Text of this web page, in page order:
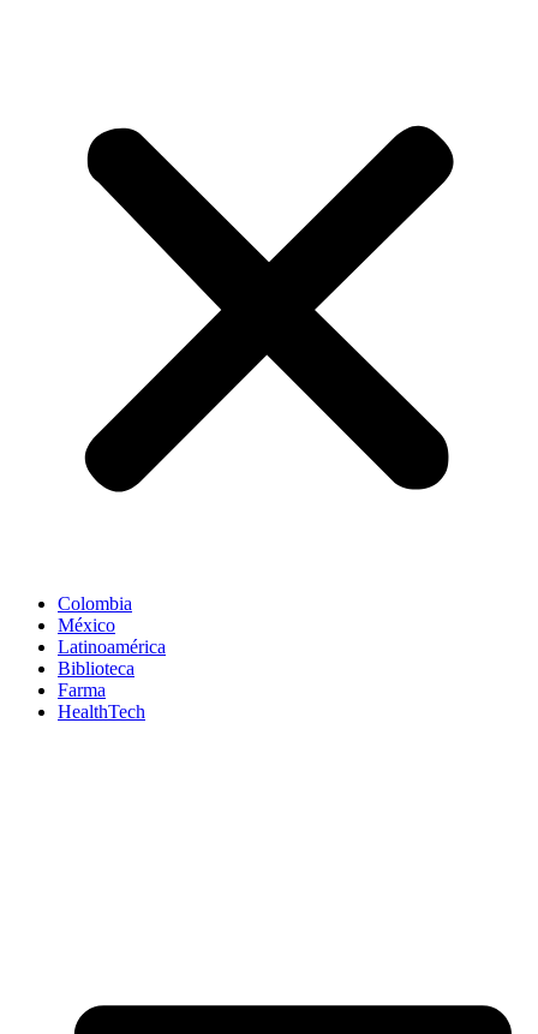
Colombia
México
Latinoamérica
Biblioteca
Farma
HealthTech